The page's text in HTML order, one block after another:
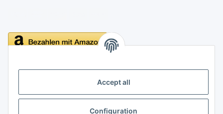
Accept all
Configuration